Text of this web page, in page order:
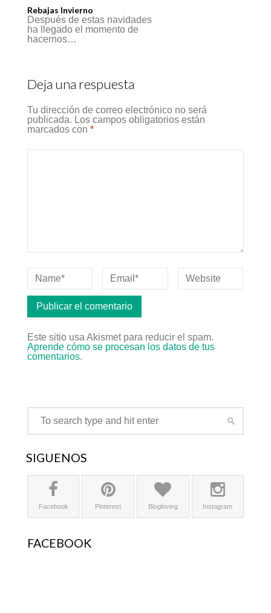
Rebajas Invierno
Después de estas navidades
ha llegado el momento de
hacernos…
Deja una respuesta
Tu dirección de correo electrónico no será
publicada. Los campos obligatorios están
marcados con *
Este sitio usa Akismet para reducir el spam.
Aprende cómo se procesan los datos de tus
comentarios.
SÍGUENOS
Facebook Pinterest Blogloving Instagram
FACEBOOK